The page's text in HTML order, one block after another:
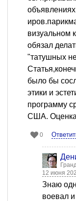
визуальном
обязал
"татушных
было бы
этики и
программу
США.
0
12 июня
Знаю
воевал